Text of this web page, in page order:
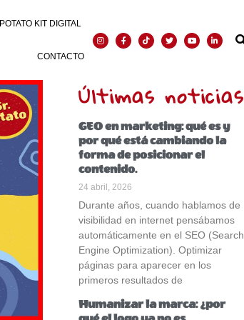
POTATO KIT DIGITAL
CONTACTO
Últimas noticias
GEO en marketing: qué es y
por qué está cambiando la
forma de posicionar el
contenido.
24 abril, 2026
Durante años, cuando hablamos de
visibilidad en internet pensábamos
automáticamente en el SEO (Search
Engine Optimization). Optimizar
páginas para aparecer en los
primeros resultados de
Humanizar la marca: ¿por